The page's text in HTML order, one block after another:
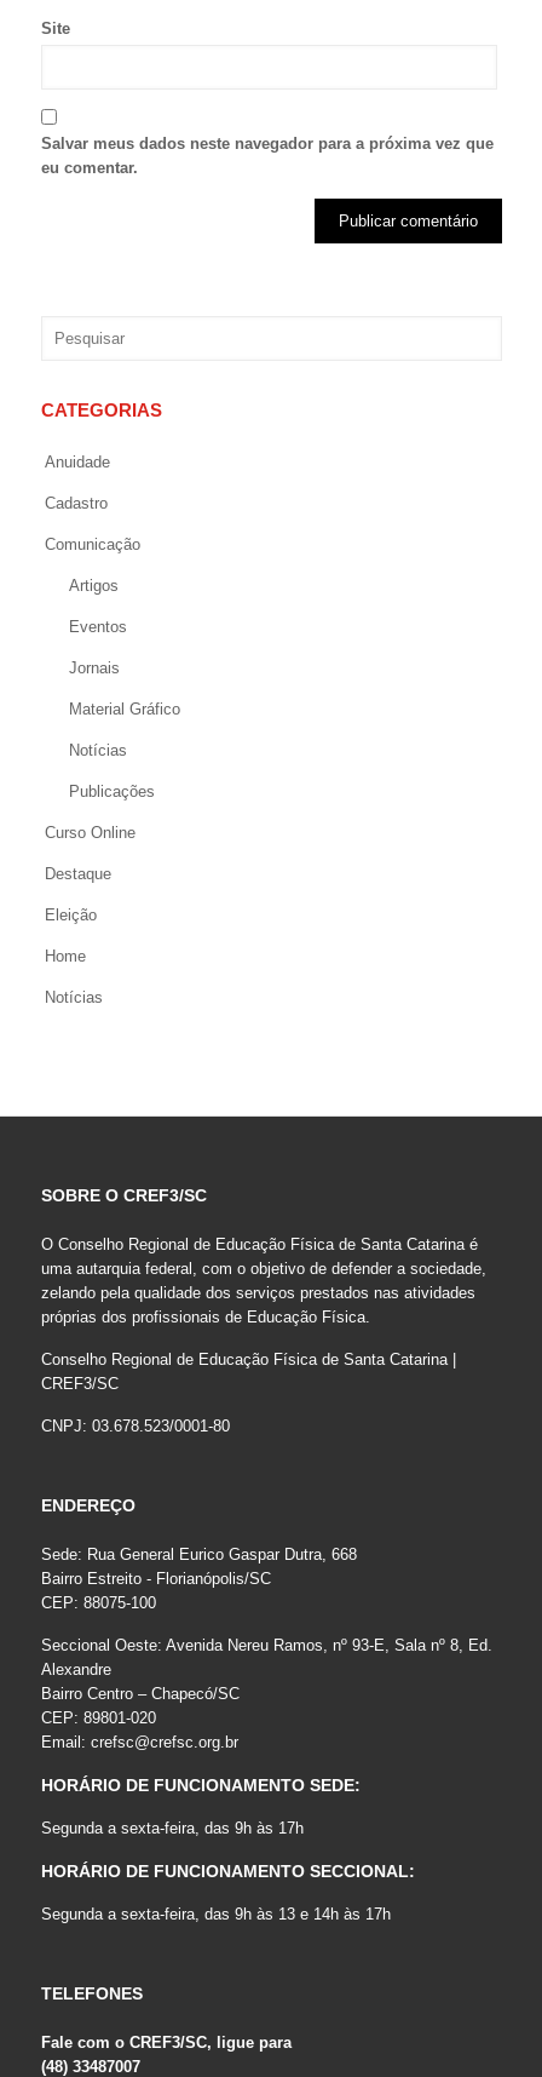
Site
Salvar meus dados neste navegador para a próxima vez que
eu comentar.
CATEGORIAS
Anuidade
Cadastro
Comunicação
Artigos
Eventos
Jornais
Material Gráfico
Notícias
Publicações
Curso Online
Destaque
Eleição
Home
Notícias
SOBRE O CREF3/SC
O Conselho Regional de Educação Física de Santa Catarina é
uma autarquia federal, com o objetivo de defender a sociedade,
zelando pela qualidade dos serviços prestados nas atividades
próprias dos profissionais de Educação Física.
Conselho Regional de Educação Física de Santa Catarina |
CREF3/SC
CNPJ: 03.678.523/0001-80
ENDEREÇO
Sede: Rua General Eurico Gaspar Dutra, 668
Bairro Estreito - Florianópolis/SC
CEP: 88075-100
Seccional Oeste: Avenida Nereu Ramos, nº 93-E, Sala nº 8, Ed.
Alexandre
Bairro Centro – Chapecó/SC
CEP: 89801-020
Email: crefsc@crefsc.org.br
HORÁRIO DE FUNCIONAMENTO SEDE:
Segunda a sexta-feira, das 9h às 17h
HORÁRIO DE FUNCIONAMENTO SECCIONAL:
Segunda a sexta-feira, das 9h às 13 e 14h às 17h
TELEFONES
Fale com o CREF3/SC, ligue para
(48) 33487007